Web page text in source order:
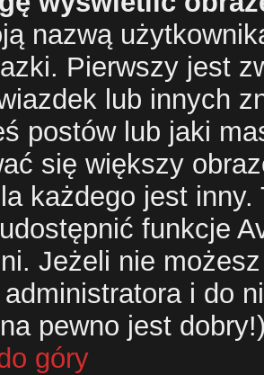
nazwą
Pierwszy jest
lub innych
postów lub jaki
się większy
każdego jest
funkcje
Jeżeli nie
i do
pewno jest
góry